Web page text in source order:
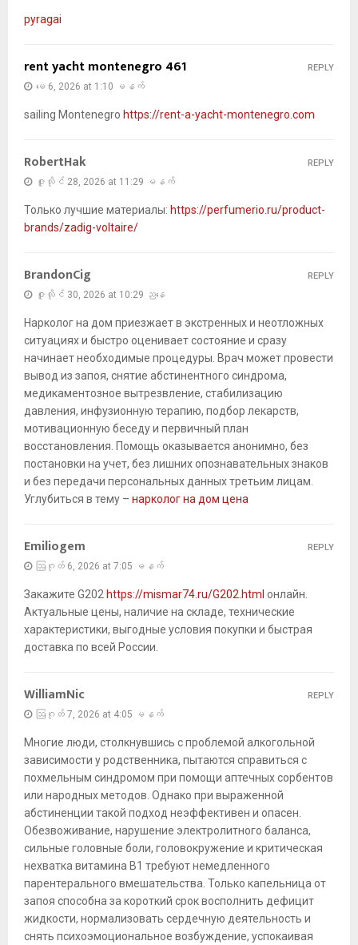
pyragai
rent yacht montenegro 461
မေ 6, 2026 at 1:10 မနက်
sailing Montenegro https://rent-a-yacht-montenegro.com
REPLY
RobertHak
ဇူလိုင် 28, 2026 at 11:29 မနက်
Только лучшие материалы: https://perfumerio.ru/product-
brands/zadig-voltaire/
REPLY
BrandonCig
ဇူလိုင် 30, 2026 at 10:29 ညနေ
Нарколог на дом приезжает в экстренных и неотложных
ситуациях и быстро оценивает состояние и сразу
начинает необходимые процедуры. Врач может провести
вывод из запоя, снятие абстинентного синдрома,
медикаментозное вытрезвление, стабилизацию
давления, инфузионную терапию, подбор лекарств,
мотивационную беседу и первичный план
восстановления. Помощь оказывается анонимно, без
постановки на учет, без лишних опознавательных знаков
и без передачи персональных данных третьим лицам.
Углубиться в тему – нарколог на дом цена
REPLY
Emiliogem
ဩဂုတ် 6, 2026 at 7:05 မနက်
Закажите G202 https://mismar74.ru/G202.html онлайн.
Актуальные цены, наличие на складе, технические
характеристики, выгодные условия покупки и быстрая
доставка по всей России.
REPLY
WilliamNic
ဩဂုတ် 7, 2026 at 4:05 မနက်
Многие люди, столкнувшись с проблемой алкогольной
зависимости у родственника, пытаются справиться с
похмельным синдромом при помощи аптечных сорбентов
или народных методов. Однако при выраженной
абстиненции такой подход неэффективен и опасен.
Обезвоживание, нарушение электролитного баланса,
сильные головные боли, головокружение и критическая
нехватка витамина B1 требуют немедленного
парентерального вмешательства. Только капельница от
запоя способна за короткий срок восполнить дефицит
жидкости, нормализовать сердечную деятельность и
снять психоэмоциональное возбуждение, успокаивая
REPLY